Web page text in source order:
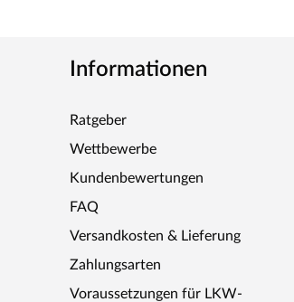
Informationen
Ratgeber
Wettbewerbe
Kundenbewertungen
FAQ
Versandkosten & Lieferung
Zahlungsarten
Voraussetzungen für LKW-